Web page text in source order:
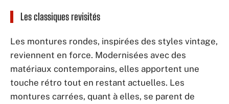
Les classiques revisités
Les montures rondes, inspirées des styles vintage,
reviennent en force. Modernisées avec des
matériaux contemporains, elles apportent une
touche rétro tout en restant actuelles. Les
montures carrées, quant à elles, se parent de